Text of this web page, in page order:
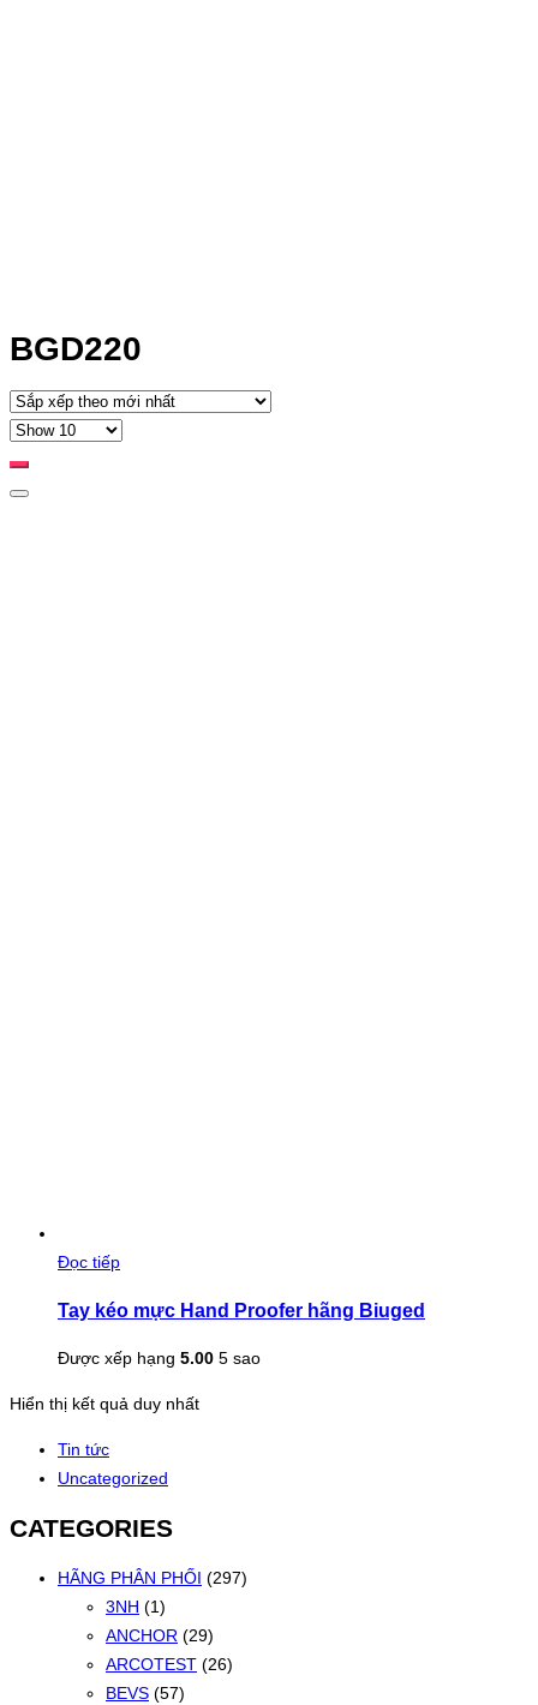
BGD220
Đọc tiếp
Tay kéo mực Hand Proofer hãng Biuged
Được xếp hạng 5.00 5 sao
Hiển thị kết quả duy nhất
Tin tức
Uncategorized
CATEGORIES
HÃNG PHÂN PHỐI (297)
3NH (1)
ANCHOR (29)
ARCOTEST (26)
BEVS (57)